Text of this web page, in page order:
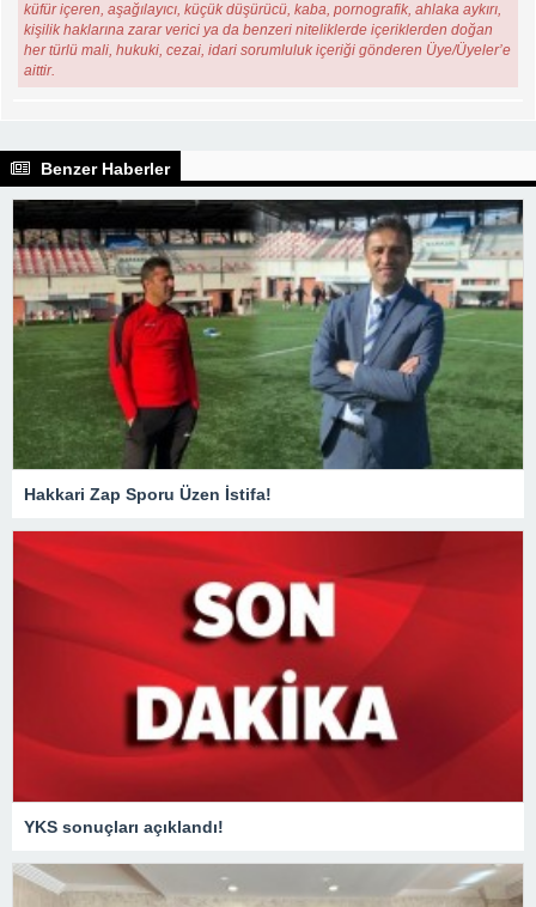
küfür içeren, aşağılayıcı, küçük düşürücü, kaba, pornografik, ahlaka aykırı,
kişilik haklarına zarar verici ya da benzeri niteliklerde içeriklerden doğan
her türlü mali, hukuki, cezai, idari sorumluluk içeriği gönderen Üye/Üyeler’e
aittir.
Benzer Haberler
Hakkari Zap Sporu Üzen İstifa!
YKS sonuçları açıklandı!